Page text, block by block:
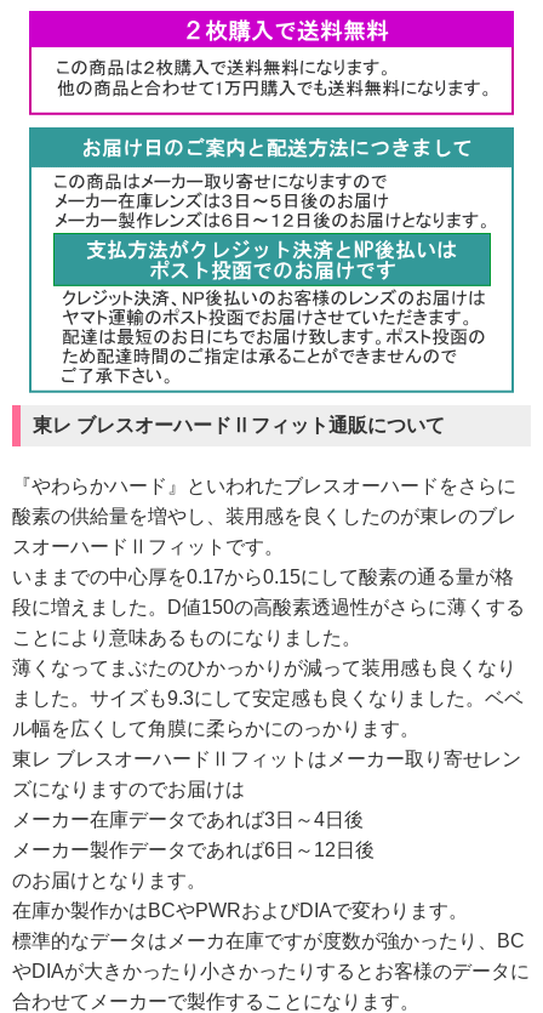
東レ ブレスオーハードⅡフィット通販について
『やわらかハード』といわれたブレスオーハードをさらに
酸素の供給量を増やし、装用感を良くしたのが東レのブレ
スオーハードⅡフィットです。
いままでの中心厚を0.17から0.15にして酸素の通る量が格
段に増えました。D値150の高酸素透過性がさらに薄くする
ことにより意味あるものになりました。
薄くなってまぶたのひかっかりが減って装用感も良くなり
ました。サイズも9.3にして安定感も良くなりました。ベベ
ル幅を広くして角膜に柔らかにのっかります。
東レ ブレスオーハードⅡフィットはメーカー取り寄せレン
ズになりますのでお届けは
メーカー在庫データであれば3日～4日後
メーカー製作データであれば6日～12日後
のお届けとなります。
在庫か製作かはBCやPWRおよびDIAで変わります。
標準的なデータはメーカ在庫ですが度数が強かったり、BC
やDIAが大きかったり小さかったりするとお客様のデータに
合わせてメーカーで製作することになります。